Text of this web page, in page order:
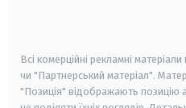
Всі комерційні рекламні
чи "Партнерський матеріал".
"Позиція" відображають позицію